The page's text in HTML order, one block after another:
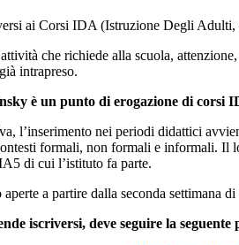
ai Corsi IDA (Istruzione Degli Adulti,
che richiede alla scuola,
intrapreso.
è un punto di erogazione di
l’inserimento nei periodi didattici
formali, non formali e informali. Il
di cui l’istituto fa parte.
a partire dalla seconda settimana
iscriversi, deve seguire la seguente